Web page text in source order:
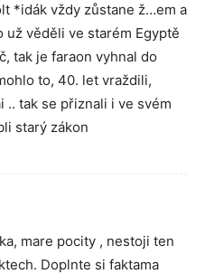
*idák vždy zůstane ž…em a
už věděli ve starém Egyptě
tak je faraon vyhnal do
to, 40. let vraždili,
.. tak se přiznali i ve svém
starý zákon
mare pocity , nestoji ten
Doplnte si faktama